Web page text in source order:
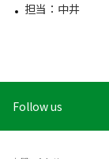
担当：中井
Follow us